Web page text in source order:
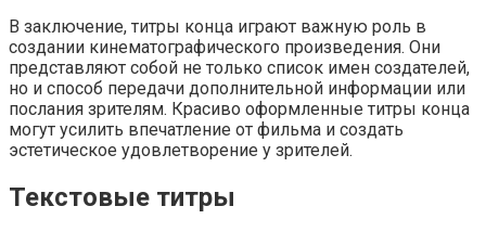
В заключение, титры конца играют важную роль в
создании кинематографического произведения. Они
представляют собой не только список имен создателей,
но и способ передачи дополнительной информации или
послания зрителям. Красиво оформленные титры конца
могут усилить впечатление от фильма и создать
эстетическое удовлетворение у зрителей.
Текстовые титры